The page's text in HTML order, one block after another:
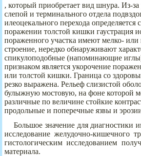
, который приобретает вид шнура. Из-за
слепой и терминального отдела
илеоцекального перехода определяется
поражении толстой кишки гаустрация
пораженного участка имеют мелко- или
строение, нередко обнаруживают
спикулоподобные (напоминающие
признаком является укорочение
или толстой кишки. Граница со
резко выражена. Рельеф слизистой
булыжную мостовую, на фоне которой
различные по величине стойкие
продольные и поперечные язвы и
Большое значение для диагностики
исследование желудочно-кишечного
гистологическим исследованием
материала.